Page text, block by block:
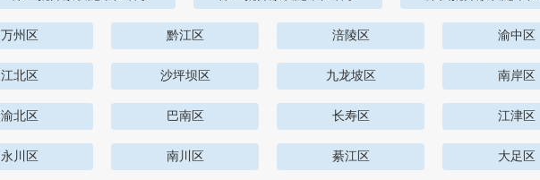
万州区 黔江区 涪陵区 渝中区
江北区 沙坪坝区 九龙坡区 南岸区
渝北区 巴南区 长寿区 江津区
永川区 南川区 綦江区 大足区